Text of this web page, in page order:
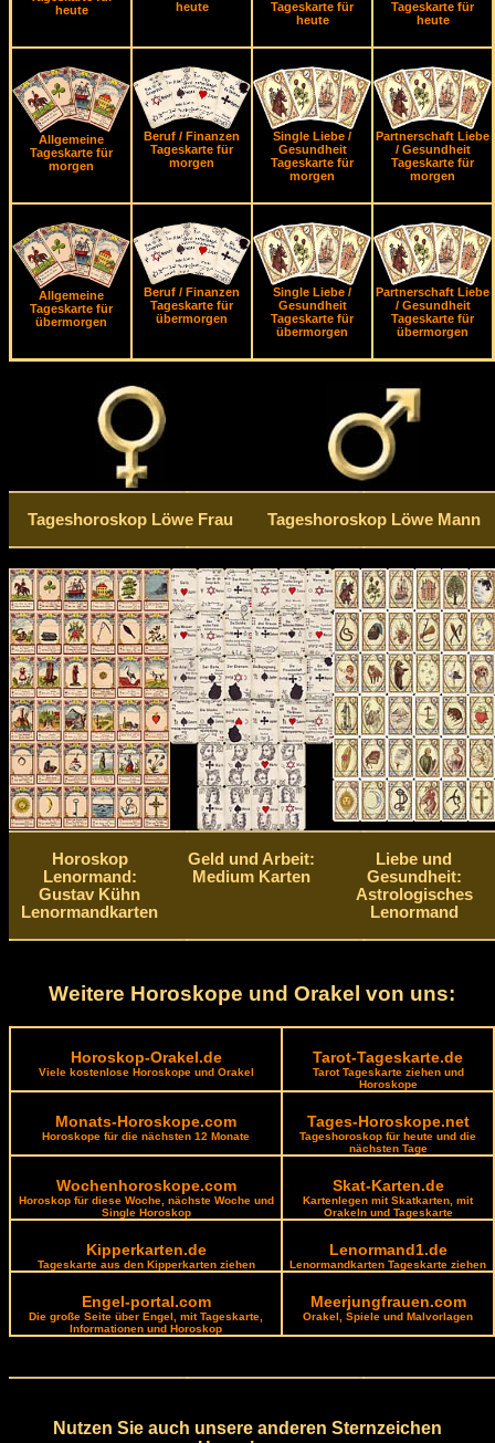
heute
heute
Tageskarte für
heute
Tageskarte für
heute
Allgemeine
Tageskarte für
morgen
Beruf / Finanzen
Tageskarte für
morgen
Single Liebe /
Gesundheit
Tageskarte für
morgen
Partnerschaft Liebe
/ Gesundheit
Tageskarte für
morgen
Allgemeine
Tageskarte für
übermorgen
Beruf / Finanzen
Tageskarte für
übermorgen
Single Liebe /
Gesundheit
Tageskarte für
übermorgen
Partnerschaft Liebe
/ Gesundheit
Tageskarte für
übermorgen
Tageshoroskop Löwe Frau Tageshoroskop Löwe Mann
Horoskop
Lenormand:
Gustav Kühn
Lenormandkarten
Geld und Arbeit:
Medium Karten
Liebe und
Gesundheit:
Astrologisches
Lenormand
Weitere Horoskope und Orakel von uns:
Horoskop-Orakel.de
Viele kostenlose Horoskope und Orakel
Tarot-Tageskarte.de
Tarot Tageskarte ziehen und
Horoskope
Monats-Horoskope.com
Horoskope für die nächsten 12 Monate
Tages-Horoskope.net
Tageshoroskop für heute und die
nächsten Tage
Wochenhoroskope.com
Horoskop für diese Woche, nächste Woche und
Single Horoskop
Skat-Karten.de
Kartenlegen mit Skatkarten, mit
Orakeln und Tageskarte
Kipperkarten.de
Tageskarte aus den Kipperkarten ziehen
Lenormand1.de
Lenormandkarten Tageskarte ziehen
Engel-portal.com
Die große Seite über Engel, mit Tageskarte,
Informationen und Horoskop
Meerjungfrauen.com
Orakel, Spiele und Malvorlagen
Nutzen Sie auch unsere anderen Sternzeichen